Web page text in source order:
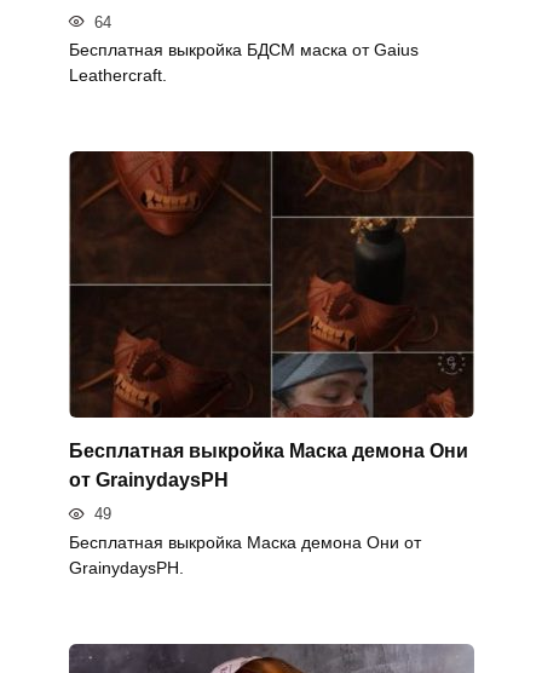
64
Бесплатная выкройка БДСМ маска от Gaius
Leathercraft.
Бесплатная выкройка Маска демона Они
от GrainydaysPH
49
Бесплатная выкройка Маска демона Они от
GrainydaysPH.